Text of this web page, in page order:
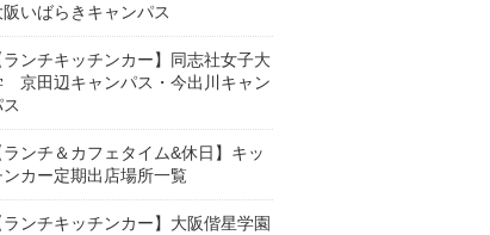
阪いばらきキャンパス
ランチキッチンカー】同志社女子大
京田辺キャンパス・今出川キャン
ランチ＆カフェタイム&休日】キッ
ンカー定期出店場所一覧
ランチキッチンカー】大阪偕星学園